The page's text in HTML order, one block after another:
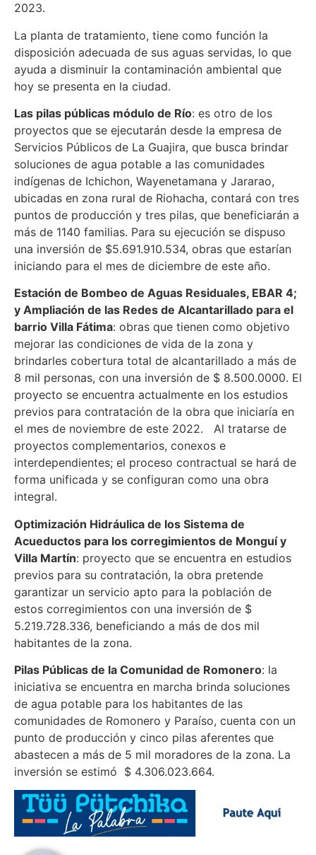
2023.
La planta de tratamiento, tiene como función la
disposición adecuada de sus aguas servidas, lo que
ayuda a disminuir la contaminación ambiental que
hoy se presenta en la ciudad.
Las pilas públicas módulo de Río: es otro de los
proyectos que se ejecutarán desde la empresa de
Servicios Públicos de La Guajira, que busca brindar
soluciones de agua potable a las comunidades
indígenas de Ichichon, Wayenetamana y Jararao,
ubicadas en zona rural de Riohacha, contará con tres
puntos de producción y tres pilas, que beneficiarán a
más de 1140 familias. Para su ejecución se dispuso
una inversión de $5.691.910.534, obras que estarían
iniciando para el mes de diciembre de este año.
Estación de Bombeo de Aguas Residuales, EBAR 4;
y Ampliación de las Redes de Alcantarillado para el
barrio Villa Fátima: obras que tienen como objetivo
mejorar las condiciones de vida de la zona y
brindarles cobertura total de alcantarillado a más de
8 mil personas, con una inversión de $ 8.500.0000. El
proyecto se encuentra actualmente en los estudios
previos para contratación de la obra que iniciaría en
el mes de noviembre de este 2022. Al tratarse de
proyectos complementarios, conexos e
interdependientes; el proceso contractual se hará de
forma unificada y se configuran como una obra
integral.
Optimización Hidráulica de los Sistema de
Acueductos para los corregimientos de Monguí y
Villa Martín: proyecto que se encuentra en estudios
previos para su contratación, la obra pretende
garantizar un servicio apto para la población de
estos corregimientos con una inversión de $
5.219.728.336, beneficiando a más de dos mil
habitantes de la zona.
Pilas Públicas de la Comunidad de Romonero: la
iniciativa se encuentra en marcha brinda soluciones
de agua potable para los habitantes de las
comunidades de Romonero y Paraíso, cuenta con un
punto de producción y cinco pilas aferentes que
abastecen a más de 5 mil moradores de la zona. La
inversión se estimó $ 4.306.023.664.